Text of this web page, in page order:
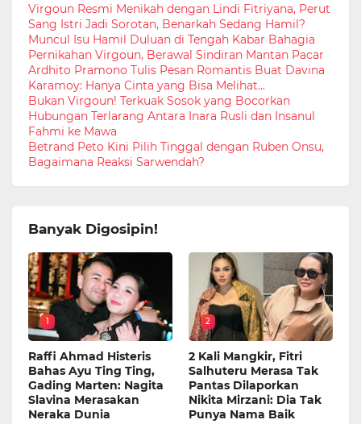
Virgoun Resmi Menikah dengan Lindi Fitriyana, Perut
Sang Istri Jadi Sorotan, Benarkah Sedang Hamil?
Muncul Isu Hamil Duluan di Tengah Kabar Bahagia
Pernikahan Virgoun, Berawal Sindiran Mantan Pacar
Ardhito Pramono Tulis Pesan Romantis Buat Davina
Karamoy: Hanya Cinta yang Bisa Melihat...
Bukan Virgoun! Terkuak Sosok yang Bocorkan
Hubungan Terlarang Antara Inara Rusli dan Insanul
Fahmi ke Mawa
Betrand Peto Kini Pilih Tinggal dengan Ruben Onsu,
Bagaimana Reaksi Sarwendah?
Banyak Digosipin!
1
Raffi Ahmad Histeris
Bahas Ayu Ting Ting,
Gading Marten: Nagita
Slavina Merasakan
Neraka Dunia
2
2 Kali Mangkir, Fitri
Salhuteru Merasa Tak
Pantas Dilaporkan
Nikita Mirzani: Dia Tak
Punya Nama Baik